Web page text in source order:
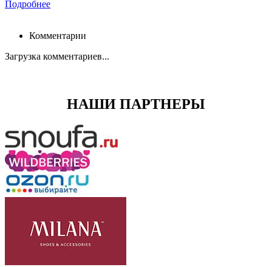
Подробнее
Комментарии
Загрузка комментариев...
НАШИ ПАРТНЕРЫ